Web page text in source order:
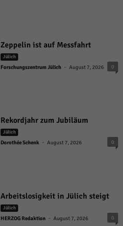
Zeppelin ist auf Messfahrt
Jülich
Forschungszentrum Jülich - August 7, 2026 0
Rekordjahr zum Jubiläum
Jülich
Dorothée Schenk - August 7, 2026 0
Arbeitslosigkeit in Jülich steigt
Jülich
HERZOG Redaktion - August 7, 2026 0